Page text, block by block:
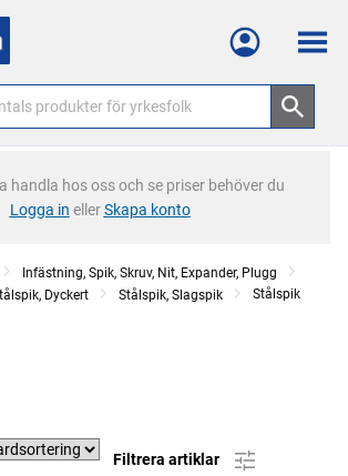
Meny
handla hos oss och se priser behöver du
Logga in ellerSkapa konto
Infästning, Spik, Skruv, Nit, Expander, Plugg
Dyckert Stålspik, Slagspik Stålspik
Filtrera artiklar